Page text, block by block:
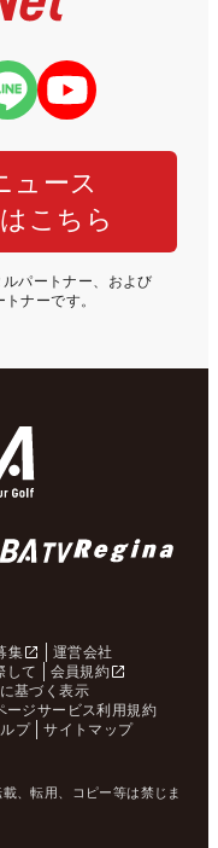
ュース
こちら
パートナー、および
ナーです。
集
運営会社
して
会員規約
基づく表示
ージサービス利用規約
プ サイトマップ
、転用、コピー等は禁じま